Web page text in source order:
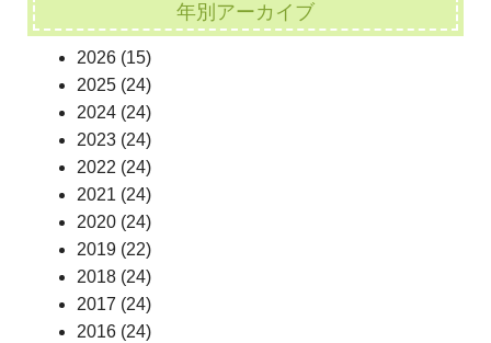
年別アーカイブ
2026 (15)
2025 (24)
2024 (24)
2023 (24)
2022 (24)
2021 (24)
2020 (24)
2019 (22)
2018 (24)
2017 (24)
2016 (24)